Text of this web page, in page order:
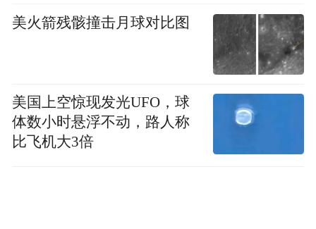
美火箭残骸撞击月球对比图
美国上空惊现发光UFO，球
体数小时悬浮不动，路人称
比飞机大3倍